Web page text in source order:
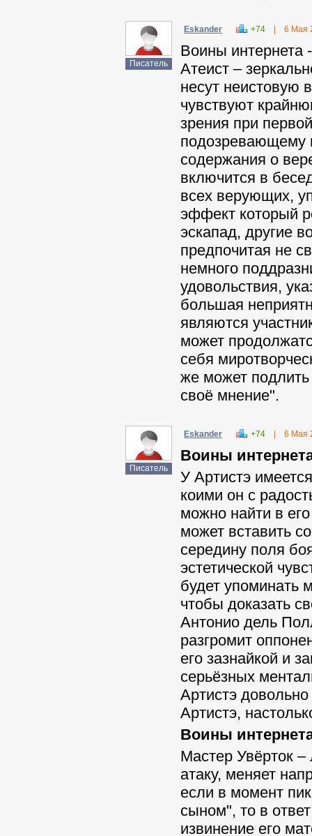
Писатель
Eskander +74 6 Мая
Воины интернета
Атеист –
несут неистовую
чувствуют
зрения при
подозревающему
содержания о
включится в
всех верующих,
эффект который
эскапад, другие
предпочитая не
немного
удовольствия,
большая
являются
может
себя
же может
своё мнение".
Писатель
Eskander +74 6 Мая
Воины
У Артистэ
коими он с
можно найти в
может вставить
середину поля
эстетической
будет упоминать
чтобы доказать
Антонио дель
разгромит
его зазнайкой и
серьёзных
Артистэ
Артистэ,
Воины
Мастер Увёрток –
атаку, меняет
если в момент
сыном", то в
извинение его